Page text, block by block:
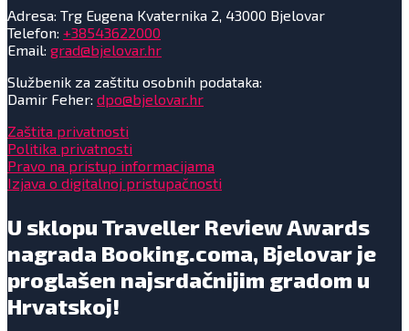
Adresa: Trg Eugena Kvaternika 2, 43000 Bjelovar
Telefon: +38543622000
Email: grad@bjelovar.hr
Službenik za zaštitu osobnih podataka:
Damir Feher: dpo@bjelovar.hr
Zaštita privatnosti
Politika privatnosti
Pravo na pristup informacijama
Izjava o digitalnoj pristupačnosti
U sklopu Traveller Review Awards
nagrada Booking.coma, Bjelovar je
proglašen najsrdačnijim gradom u
Hrvatskoj!